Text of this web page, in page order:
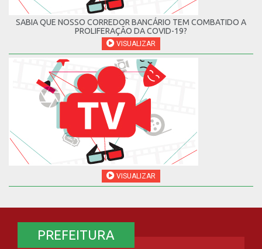
SABIA QUE NOSSO CORREDOR BANCÁRIO TEM COMBATIDO A
PROLIFERAÇÃO DA COVID-19?
VISUALIZAR
VISUALIZAR
PREFEITURA